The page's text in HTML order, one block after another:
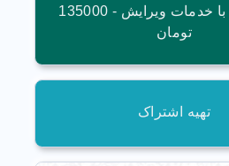
خرید فایل با خدمات ویرایش - 135000
تومان
تهیه اشتراک